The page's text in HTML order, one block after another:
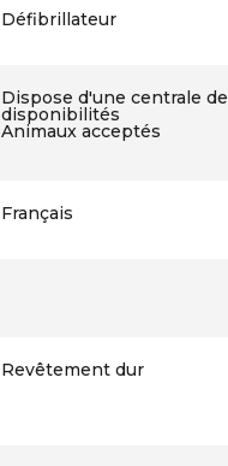
Défibrillateur
Dispose d'une centrale de
disponibilités
Animaux acceptés
Français
Revêtement dur